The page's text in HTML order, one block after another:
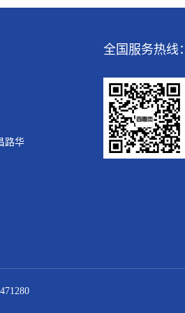
路华
全国服务热线：